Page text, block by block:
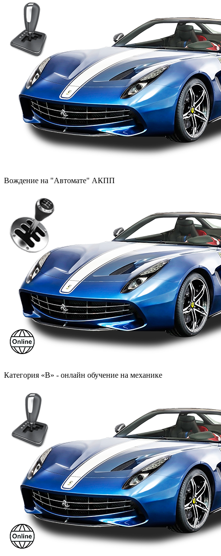
Вождение на "Автомате" АКПП
Категория «B» - онлайн обучение на механике